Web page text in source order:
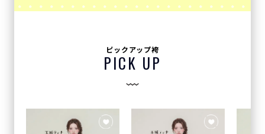
ピックアップ袴
PICK UP